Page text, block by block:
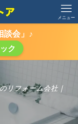
メニュー
談会」♪
ク
リフォーム会社｜